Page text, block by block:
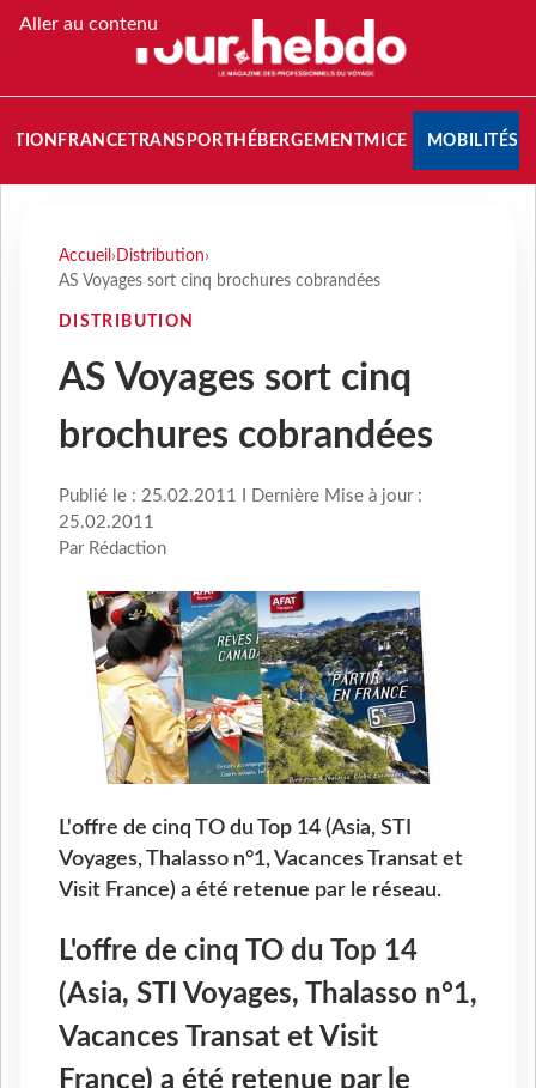
Aller au contenu
FRANCETRANSPORT HÉBERGEMENTMICE MOBILITÉS
Accueil › Distribution›
AS Voyages sort cinq brochures cobrandées
DISTRIBUTION
AS Voyages sort cinq
brochures cobrandées
Publié le : 25.02.2011 I Dernière Mise à jour :
25.02.2011
Par Rédaction
L'offre de cinq TO du Top 14 (Asia, STI
Voyages, Thalasso n°1, Vacances Transat et
Visit France) a été retenue par le réseau.
L'offre de cinq TO du Top 14
(Asia, STI Voyages, Thalasso n°1,
Vacances Transat et Visit
France) a été retenue par le